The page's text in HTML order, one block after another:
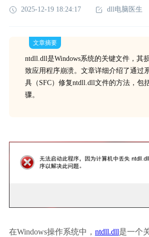
2025-12-19 18:24:17 dll电脑医生
文章摘要
ntdll.dll是Windows系统的关键文件，其
致应用程序崩溃。文章详细介绍了通过
具（SFC）修复ntdll.dll文件的方法，包
骤。
在Windows操作系统中， ntdll.dll是一个